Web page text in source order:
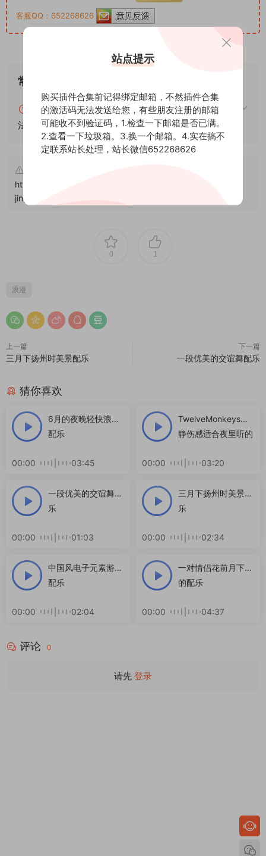
客服QQ：652268626
常见问题
blender怎么安装插件？blender插件安装通用方
法！
https://lanfucai.com/sc/beijingyinyue/qing-xu-chang-
jing/15886
0 1
浪漫
上一篇
三月下扬州时美景配乐
下一篇
一段优美的交谊舞配乐
猜你喜欢
6月的夜晚轻快浪漫
配乐
00:00 03:45
TwelveMonkeys安
静伤感适合夜里听的
00:00
03:20
一段优美的交谊舞配
乐
00:00 01:03
三月下扬州时美景配
乐
00:00 02:34
中国风电子元素游戏
配乐
00:00 02:04
一对情侣花前月下时
的配乐
00:00 04:37
评论 0
请先 登录
站点提示
购买插件合集前记得绑定邮箱，不然插件合集
的激活码无法发送给您，有些朋友注册的邮箱
可能收不到验证码，1.检查一下邮箱是否已满。
2.查看一下垃圾箱。3.换一个邮箱。4.实在搞不
定联系站长处理，站长微信652268626